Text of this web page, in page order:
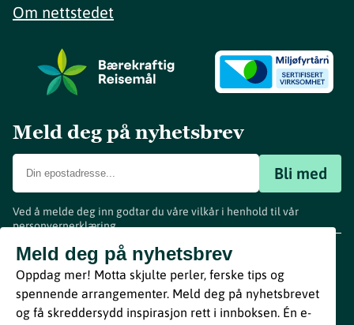
Om nettstedet
Meld deg på nyhetsbrev
Bli med
Ved å melde deg inn godtar du våre vilkår i henhold til vår
personvernerklæring.
Meld deg på nyhetsbrev
Oppdag mer! Motta skjulte perler, ferske tips og
spennende arrangementer. Meld deg på nyhetsbrevet
og få skreddersydd inspirasjon rett i innboksen. Én e-
www.visitvestfold.com
Turistinformasjon
Vestfold Fylkeskommune
ByBreakfast